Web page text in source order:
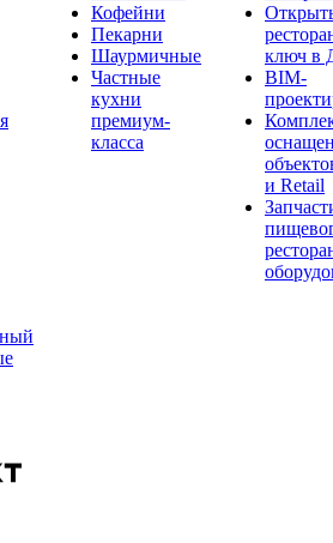
Кофейни
Пекарни
Шаурмичные
Частные
кухни
премиум-
класса
ключ в
BIM-
и Retail